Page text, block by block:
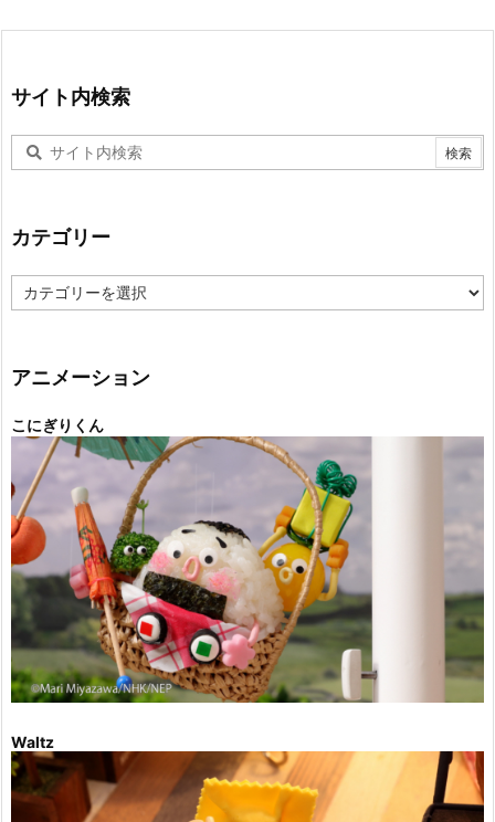
サイト内検索
カテゴリー
テ
ー
アニメーション
こにぎりくん
Waltz